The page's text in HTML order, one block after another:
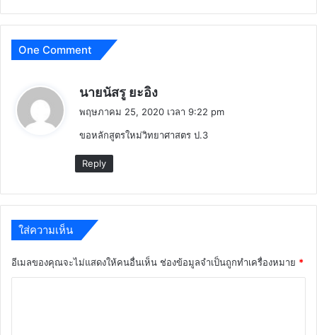
One Comment
นายนัสรู ยะอิง
า
พฤษภาคม 25, 2020 เวลา 9:22 pm
ขอหลักสูตรใหม่วิทยาศาสตร ป.3
Reply
ใส่ความเห็น
อีเมลของคุณจะไม่แสดงให้คนอื่นเห็น ช่องข้อมูลจำเป็นถูกทำเครื่องหมาย *